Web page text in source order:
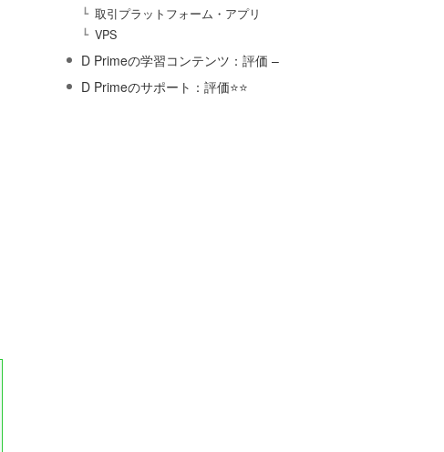
取引プラットフォーム・アプリ
VPS
D Primeの学習コンテンツ：評価 –
D Primeのサポート：評価⭐️⭐️